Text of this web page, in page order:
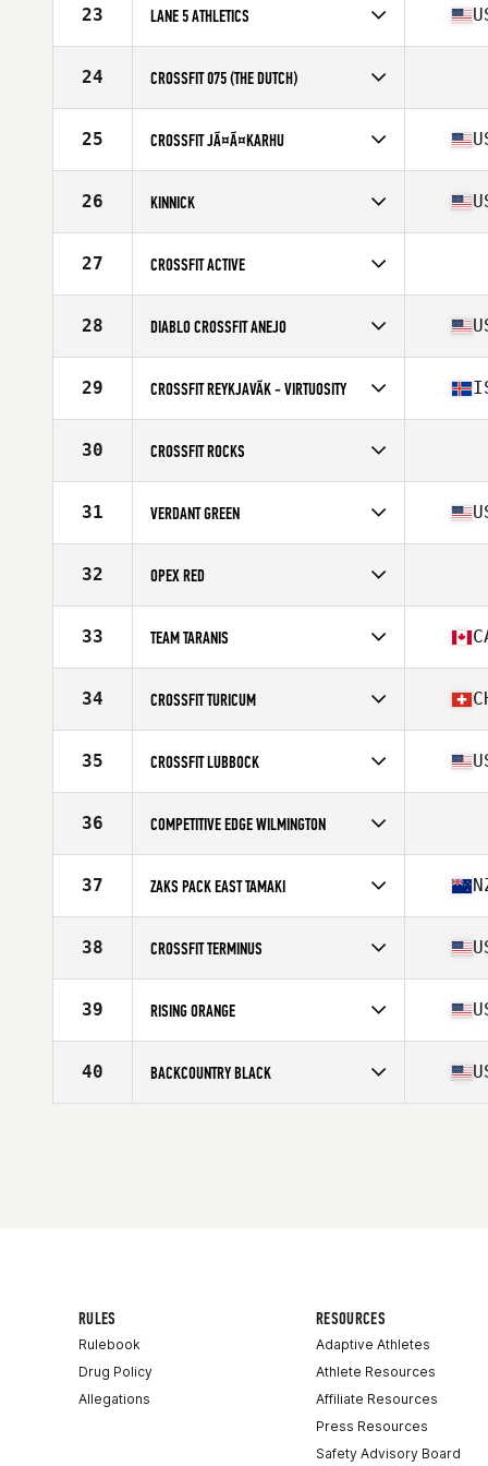
Affiliate
CrossFit Marysville
23 LANE 5 ATHLETICS
Affiliate
Lane 5 CrossFit
24 CROSSFIT 075 (THE DUTCH)
25 CROSSFIT JÃ¤Ã¤KARHU
Affiliate
CrossFit Jaakarhu
26 KINNICK
Affiliate
CrossFit Kinnick
27 CROSSFIT ACTIVE
28 DIABLO CROSSFIT ANEJO
Affiliate
Diablo CrossFit
29 CROSSFIT REYKJAVÃ­K - VIRTUOSITY
Affiliate
CrossFit Reykjavík
30 CROSSFIT ROCKS
31 VERDANT GREEN
Affiliate
Verdant CrossFit
32 OPEX RED
33 TEAM TARANIS
Affiliate
CrossFit Taranis
34 CROSSFIT TURICUM
Affiliate
CrossFit Turicum
35 CROSSFIT LUBBOCK
Affiliate
CrossFit Lubbock
36 COMPETITIVE EDGE WILMINGTON
37 ZAKS PACK EAST TAMAKI
Affiliate
CrossFit East Tamaki
38 CROSSFIT TERMINUS
Affiliate
CrossFit Terminus
39 RISING ORANGE
Affiliate
Rising CrossFit Ballantyne
40 BACKCOUNTRY BLACK
RULES
Rulebook
Drug Policy
Allegations
RESOURCES
Adaptive Athletes
Athlete Resources
Affiliate Resources
Press Resources
Safety Advisory Board